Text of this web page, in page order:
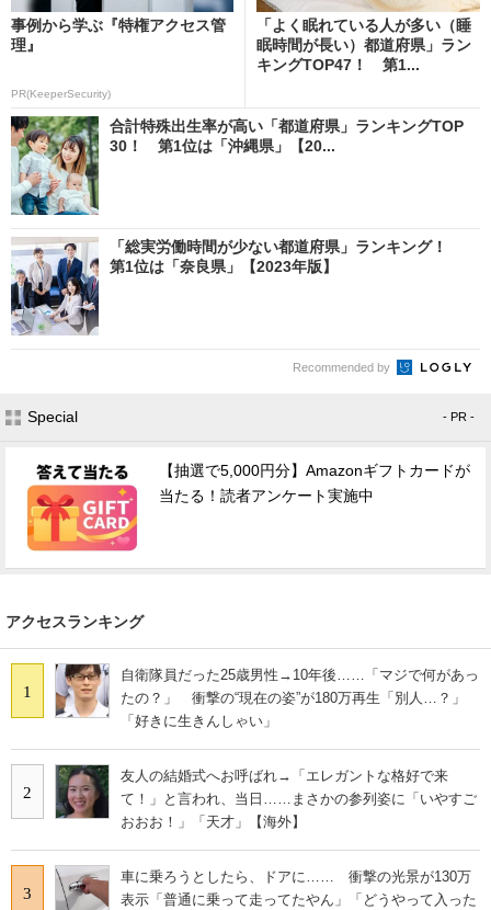
事例から学ぶ『特権アクセス管
理』
PR(KeeperSecurity)
「よく眠れている人が多い（睡
眠時間が長い）都道府県」ラン
キングTOP47！ 第1...
合計特殊出生率が高い「都道府県」ランキングTOP
30！ 第1位は「沖縄県」【20...
「総実労働時間が少ない都道府県」ランキング！
第1位は「奈良県」【2023年版】
Recommended by
Special - PR -
【抽選で5,000円分】Amazonギフトカードが
当たる！読者アンケート実施中
アクセスランキング
1
自衛隊員だった25歳男性→10年後……「マジで何があっ
たの？」 衝撃の“現在の姿”が180万再生「別人…？」
「好きに生きんしゃい」
2
友人の結婚式へお呼ばれ→「エレガントな格好で来
て！」と言われ、当日……まさかの参列姿に「いやすご
おおお！」「天才」【海外】
3
車に乗ろうとしたら、ドアに…… 衝撃の光景が130万
表示「普通に乗って走ってたやん」「どうやって入った